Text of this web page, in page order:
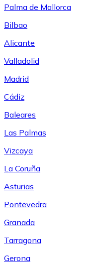
Palma de Mallorca
Bilbao
Alicante
Valladolid
Madrid
Cádiz
Baleares
Las Palmas
Vizcaya
La Coruña
Asturias
Pontevedra
Granada
Tarragona
Gerona